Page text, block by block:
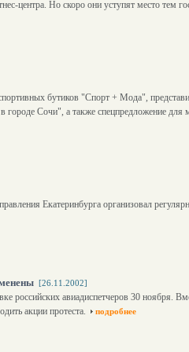
центра. Но скоро они уступят место тем
бутиков "Спорт + Мода",
Сочи", а также спецпредложение для
Екатеринбурга организовал
[26.11.2002]
российских авиадиспетчеров 30 ноября.
акции протеста.
подробнее